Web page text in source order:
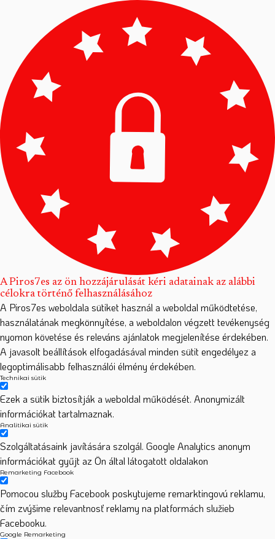
A Piros7es az ön hozzájárulását kéri adatainak az alábbi
célokra történő felhasználásához
A Piros7es weboldala sütiket használ a weboldal működtetése,
használatának megkönnyítése, a weboldalon végzett tevékenység
nyomon követése és releváns ajánlatok megjelenítése érdekében.
A javasolt beállítások elfogadásával minden sütit engedélyez a
legoptimálisabb felhasználói élmény érdekében.
Technikai sütik
Ezek a sütik biztosítják a weboldal működését. Anonymizált
információkat tartalmaznak.
Analitikai sütik
Szolgáltatásaink javítására szolgál. Google Analytics anonym
információkat gyűjt az Ön által látogatott oldalakon
Remarketing Facebook
Pomocou služby Facebook poskytujeme remarktingovú reklamu,
čím zvýšime relevantnosť reklamy na platformách služieb
Facebooku.
Google Remarketing